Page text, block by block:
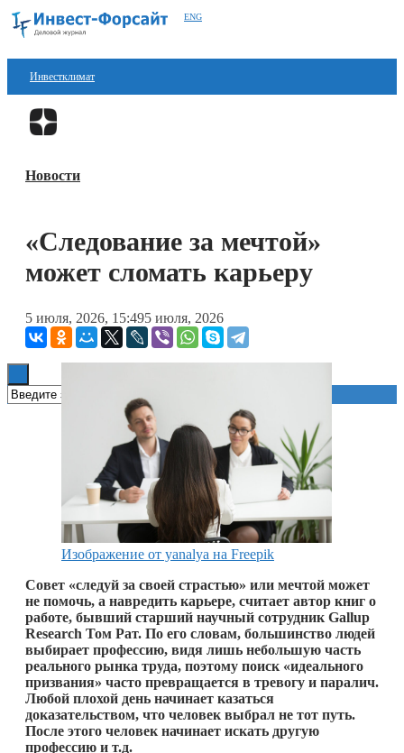
ENG
Инвестклимат
Финансы
Блокчейн
Книги
Новости
«Следование за мечтой»
может сломать карьеру
5 июля, 2026, 15:495 июля, 2026
Изображение от yanalya на Freepik
Совет «следуй за своей страстью» или мечтой может
не помочь, а навредить карьере, считает автор книг о
работе, бывший старший научный сотрудник Gallup
Research Том Рат. По его словам, большинство людей
выбирает профессию, видя лишь небольшую часть
реального рынка труда, поэтому поиск «идеального
призвания» часто превращается в тревогу и паралич.
Любой плохой день начинает казаться
доказательством, что человек выбрал не тот путь.
После этого человек начинает искать другую
профессию и т.д.